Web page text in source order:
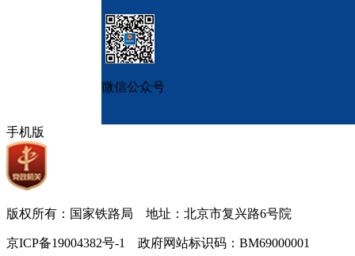
微信公众号
手机版
版权所有：国家铁路局 地址：北京市复兴路6号院
京ICP备19004382号-1 政府网站标识码：BM69000001